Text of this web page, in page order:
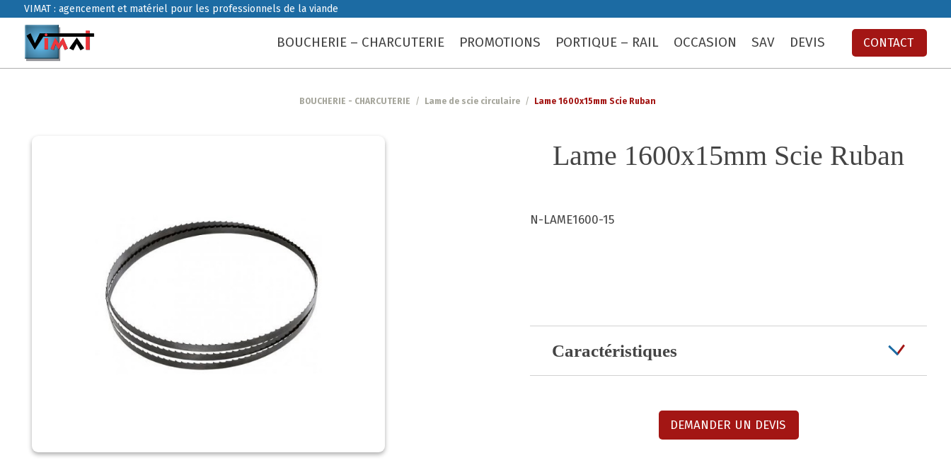
VIMAT : agencement et matériel pour les professionnels de la viande
BOUCHERIE – CHARCUTERIE PROMOTIONS PORTIQUE – RAIL OCCASION SAV DEVIS CONTACT
BOUCHERIE - CHARCUTERIE / Lame de scie circulaire / Lame 1600x15mm Scie Ruban
Lame 1600x15mm Scie Ruban
N-LAME1600-15
Caractéristiques
DEMANDER UN DEVIS